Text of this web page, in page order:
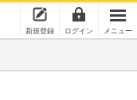
新規登録 ログイン メニュー